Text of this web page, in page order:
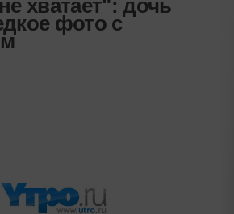
хватает": дочь
фото с